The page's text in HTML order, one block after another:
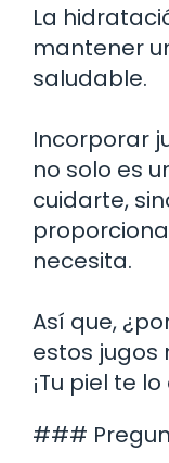
La
mantener
saludable.
Incorporar
no solo es
cuidarte,
necesita.
Así que,
estos jugos
¡Tu piel te
###